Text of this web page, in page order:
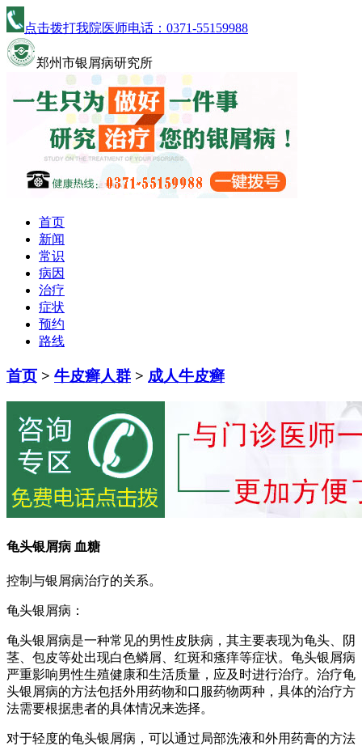
点击拨打我院医师电话： 0371-55159988
郑州市银屑病研究所
首页
新闻
常识
病因
治疗
症状
预约
路线
首页 > 牛皮癣人群 > 成人牛皮癣
龟头银屑病 血糖
控制与银屑病治疗的关系。
龟头银屑病：
龟头银屑病是一种常见的男性皮肤病，其主要表现为龟头、阴
茎、包皮等处出现白色鳞屑、红斑和瘙痒等症状。龟头银屑病
严重影响男性生殖健康和生活质量，应及时进行治疗。治疗龟
头银屑病的方法包括外用药物和口服药物两种，具体的治疗方
法需要根据患者的具体情况来选择。
对于轻度的龟头银屑病，可以通过局部洗液和外用药膏的方法